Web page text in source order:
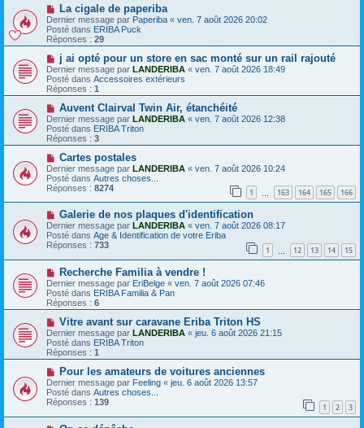
a
g
e
u
m
e
s
s
a
g
e
N
o
u
v
e
a
u
m
e
s
a
g
e
La cigale de paperiba
Dernier message par Paperiba « ven. 7 août 2026 20:02
Posté dans ERIBA Puck
Réponses : 29
N
o
u
v
e
u
m
e
s
s
a
g
e
j ai opté pour un store en sac monté sur un rail rajouté
Dernier message par LANDERIBA « ven. 7 août 2026 18:49
Posté dans Accessoires extérieurs
Réponses : 1
N
o
u
v
e
a
m
e
s
s
a
g
e
Auvent Clairval Twin Air, étanchéité
Dernier message par LANDERIBA « ven. 7 août 2026 12:38
Posté dans ERIBA Triton
Réponses : 3
N
o
u
v
e
a
u
m
e
s
s
a
e
Cartes postales
Dernier message par LANDERIBA « ven. 7 août 2026 10:24
Posté dans Autres choses...
Réponses : 8274 1 163 164 165 166
N
o
u
v
e
a
m
e
s
s
a
g
e
Galerie de nos plaques d'identification
Dernier message par LANDERIBA « ven. 7 août 2026 08:17
Posté dans Age & Identification de votre Eriba
Réponses : 733 1 12 13 14 15
N
o
u
v
e
a
m
e
s
s
a
g
e
Recherche Familia à vendre !
Dernier message par EriBelge « ven. 7 août 2026 07:46
Posté dans ERIBA Familia & Pan
Réponses : 6
N
o
u
v
e
a
u
m
e
s
s
Vitre avant sur caravane Eriba Triton HS
Dernier message par LANDERIBA « jeu. 6 août 2026 21:15
Posté dans ERIBA Triton
Réponses : 1
N
o
u
v
e
a
Pour les amateurs de voitures anciennes
Dernier message par Feeling « jeu. 6 août 2026 13:57
Posté dans Autres choses...
Réponses : 139 1 2 3